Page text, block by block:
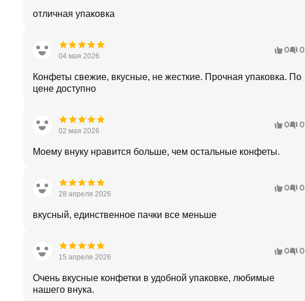
отличная упаковка
04 мая 2026
0 0
Конфеты свежие, вкусные, не жесткие. Прочная упаковка. По
цене доступно
02 мая 2026
0 0
Моему внуку нравится больше, чем остальные конфеты.
28 апреля 2026
0 0
вкусный, единственное пачки все меньше
15 апреля 2026
0 0
Очень вкусные конфетки в удобной упаковке, любимые
нашего внука.